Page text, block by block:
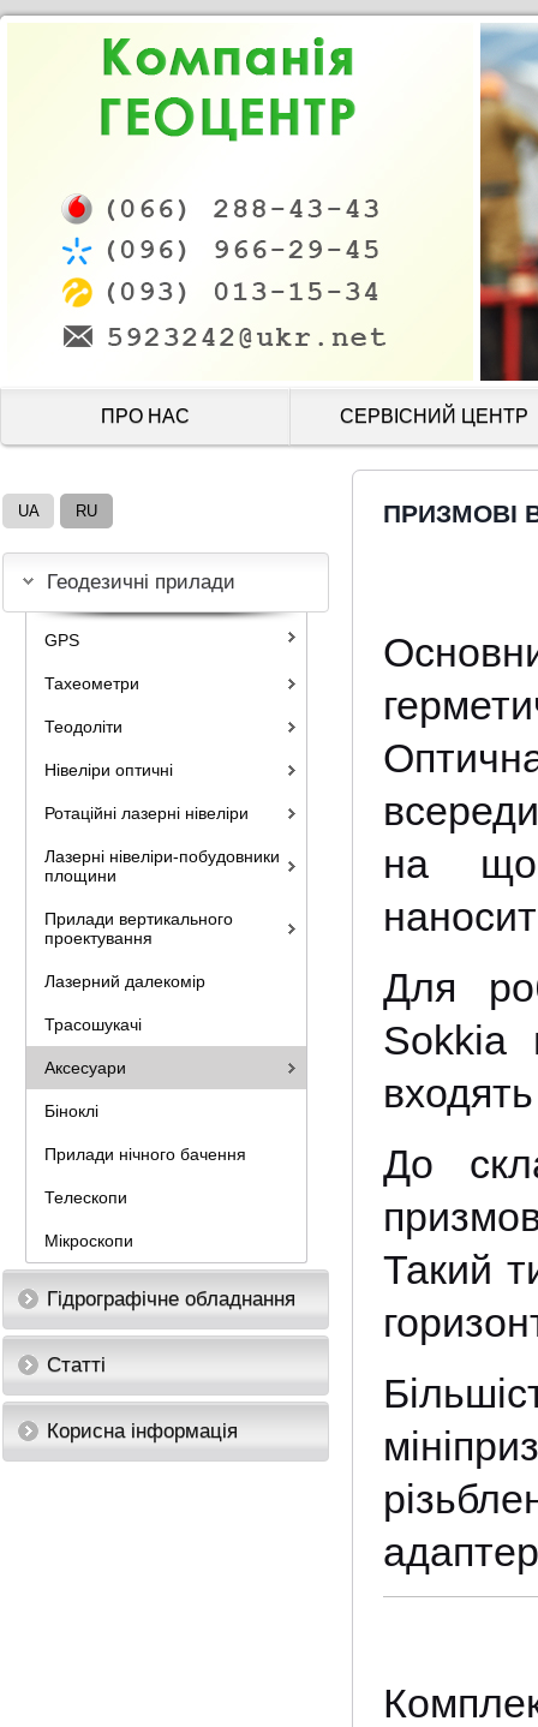
ПРО НАС СЕРВІСНИЙ ЦЕНТР
UA RU
Геодезичні прилади
GPS
Тахеометри
Теодоліти
Нівеліри оптичні
Ротаційні лазерні нівеліри
Лазерні нівеліри-побудовники
площини
Прилади вертикального
проектування
Лазерний далекомір
Трасошукачі
Аксесуари
Біноклі
Прилади нічного бачення
Телескопи
Мікроскопи
Гідрографічне обладнання
Статті
Корисна інформація
ПРИЗМОВІ
на що
Для
Sokkia
До
Такий